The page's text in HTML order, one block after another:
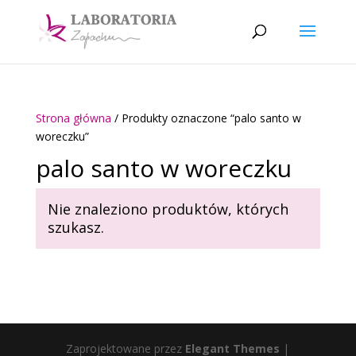
Strona główna / Produkty oznaczone “palo santo w
woreczku”
palo santo w woreczku
Nie znaleziono produktów, których
szukasz.
Zaprojektowane przez Elegant Themes |